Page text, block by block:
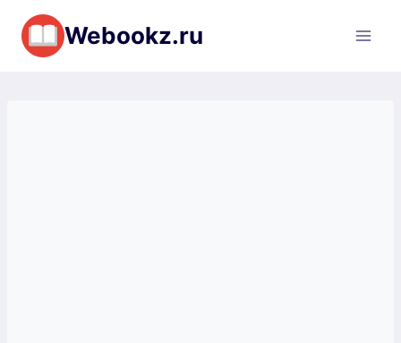
Перейти
содержимому
Webookz.ru